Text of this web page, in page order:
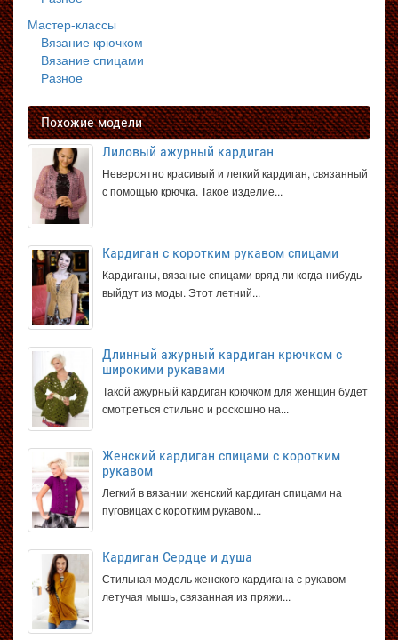
Мастер-классы
Вязание крючком
Вязание спицами
Разное
Похожие модели
Лиловый ажурный кардиган
Невероятно красивый и легкий кардиган, связанный
с помощью крючка. Такое изделие...
Кардиган с коротким рукавом спицами
Кардиганы, вязаные спицами вряд ли когда-нибудь
выйдут из моды. Этот летний...
Длинный ажурный кардиган крючком с
широкими рукавами
Такой ажурный кардиган крючком для женщин будет
смотреться стильно и роскошно на...
Женский кардиган спицами с коротким
рукавом
Легкий в вязании женский кардиган спицами на
пуговицах с коротким рукавом...
Кардиган Сердце и душа
Стильная модель женского кардигана с рукавом
летучая мышь, связанная из пряжи...